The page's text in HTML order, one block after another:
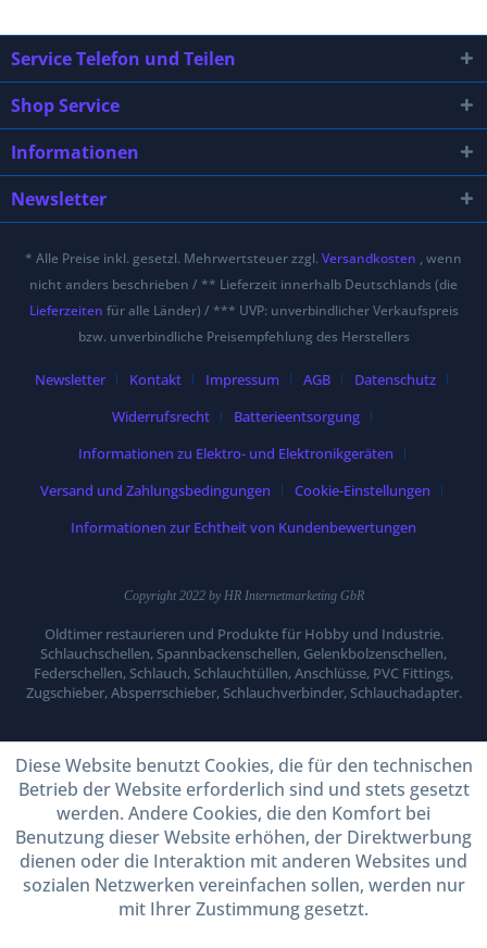
Service Telefon und Teilen
Shop Service
Informationen
Newsletter
* Alle Preise inkl. gesetzl. Mehrwertsteuer zzgl. Versandkosten , wenn
nicht anders beschrieben / ** Lieferzeit innerhalb Deutschlands (die
Lieferzeiten für alle Länder) / *** UVP: unverbindlicher Verkaufspreis
bzw. unverbindliche Preisempfehlung des Herstellers
Newsletter Kontakt Impressum AGB
Datenschutz
Widerrufsrecht
Batterieentsorgung
Informationen zu Elektro- und Elektronikgeräten
Versand und Zahlungsbedingungen
Cookie-Einstellungen
Informationen zur Echtheit von Kundenbewertungen
Copyright 2022 by HR Internetmarketing GbR
Oldtimer restaurieren und Produkte für Hobby und Industrie.
Schlauchschellen, Spannbackenschellen, Gelenkbolzenschellen,
Federschellen, Schlauch, Schlauchtüllen, Anschlüsse, PVC Fittings,
Zugschieber, Absperrschieber, Schlauchverbinder, Schlauchadapter.
Diese Website benutzt Cookies, die für den technischen
Betrieb der Website erforderlich sind und stets gesetzt
werden. Andere Cookies, die den Komfort bei
Benutzung dieser Website erhöhen, der Direktwerbung
dienen oder die Interaktion mit anderen Websites und
sozialen Netzwerken vereinfachen sollen, werden nur
mit Ihrer Zustimmung gesetzt.